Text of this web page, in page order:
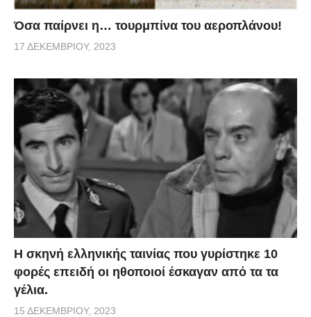
Όσα παίρνει η… τουρμπίνα του αεροπλάνου!
17 ΔΕΚΕΜΒΡΊΟΥ, 2023
H σκηνή ελληνικής ταινίας που γυρίστηκε 10
φορές επειδή οι ηθοποιοί έσκαγαν από τα τα
γέλια.
15 ΔΕΚΕΜΒΡΊΟΥ, 2023